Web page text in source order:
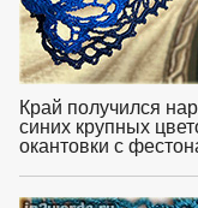
Край получился
синих крупных
окантовки с